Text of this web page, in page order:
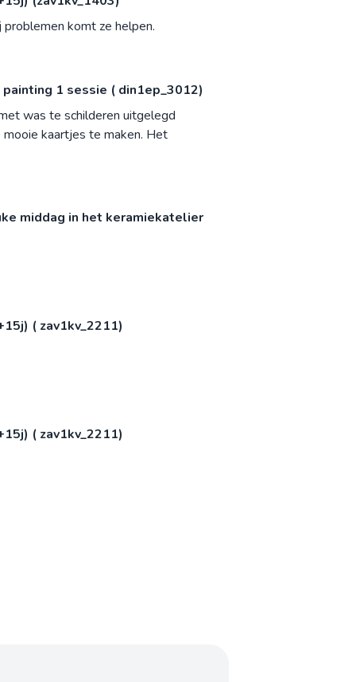
komt ze helpen.
1 sessie ( din1ep_3012)
was te schilderen uitgelegd
kaartjes te maken. Het
middag in het keramiekatelier
( zav1kv_2211)
( zav1kv_2211)